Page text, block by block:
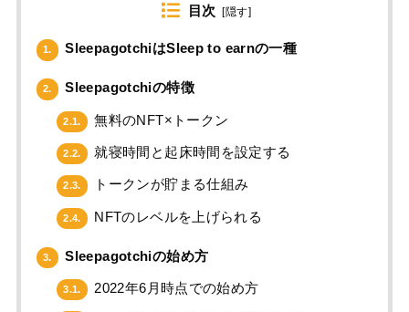
目次 [隠す]
1. SleepagotchiはSleep to earnの一種
2. Sleepagotchiの特徴
2.1. 無料のNFT×トークン
2.2. 就寝時間と起床時間を設定する
2.3. トークンが貯まる仕組み
2.4. NFTのレベルを上げられる
3. Sleepagotchiの始め方
3.1. 2022年6月時点での始め方